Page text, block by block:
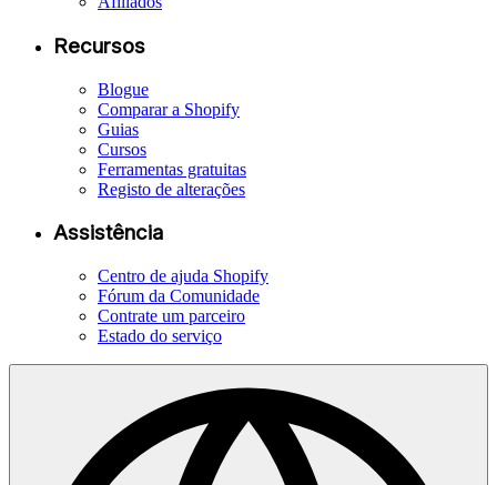
Recursos
Blogue
Comparar a Shopify
Guias
Cursos
Ferramentas gratuitas
Registo de alterações
Assistência
Centro de ajuda Shopify
Fórum da Comunidade
Contrate um parceiro
Estado do serviço